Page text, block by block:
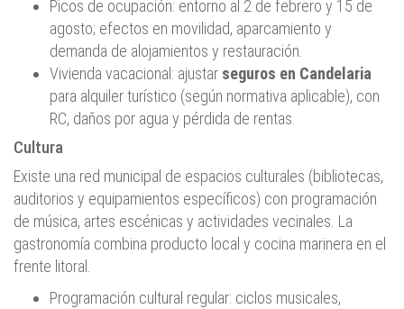
Picos de ocupación: entorno al 2 de febrero y 15 de
agosto; efectos en movilidad, aparcamiento y
demanda de alojamientos y restauración.
Vivienda vacacional: ajustar seguros en Candelaria
para alquiler turístico (según normativa aplicable), con
RC, daños por agua y pérdida de rentas.
Cultura
Existe una red municipal de espacios culturales (bibliotecas,
auditorios y equipamientos específicos) con programación
de música, artes escénicas y actividades vecinales. La
gastronomía combina producto local y cocina marinera en el
frente litoral.
Programación cultural regular: ciclos musicales,